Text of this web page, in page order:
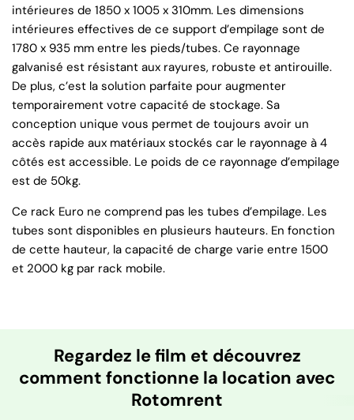
intérieures de 1850 x 1005 x 310mm. Les dimensions
intérieures effectives de ce support d’empilage sont de
1780 x 935 mm entre les pieds/tubes. Ce rayonnage
galvanisé est résistant aux rayures, robuste et antirouille.
De plus, c’est la solution parfaite pour augmenter
temporairement votre capacité de stockage. Sa
conception unique vous permet de toujours avoir un
accès rapide aux matériaux stockés car le rayonnage à 4
côtés est accessible. Le poids de ce rayonnage d’empilage
est de 50kg.
Ce rack Euro ne comprend pas les tubes d’empilage. Les
tubes sont disponibles en plusieurs hauteurs. En fonction
de cette hauteur, la capacité de charge varie entre 1500
et 2000 kg par rack mobile.
Regardez le film et découvrez
comment fonctionne la location avec
Rotomrent